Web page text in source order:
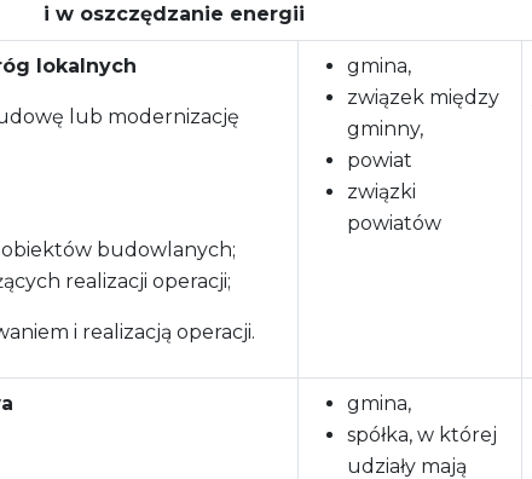
i w oszczędzanie energii
lokalnych
lub modernizację
budowlanych;
realizacji operacji;
i realizacją operacji.
gmina,
związek między
gminny,
powiat
związki
powiatów
gmina,
spółka, w której
udziały mają